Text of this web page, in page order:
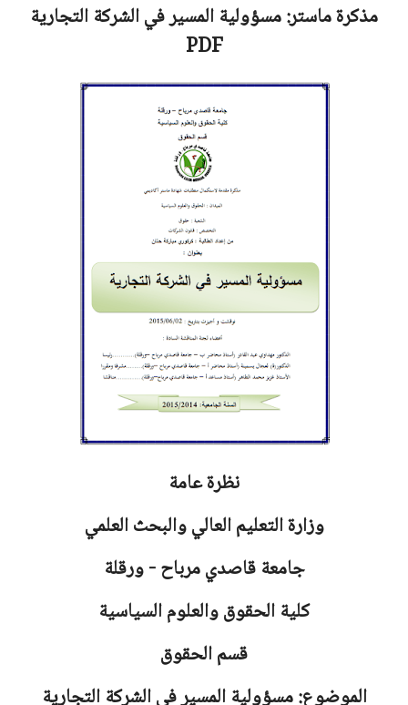
مذكرة ماستر:مسؤولية المسير في الشركة التجارية
PDF
نظرة عامة
وزارة التعليم العالي والبحث العلمي
جامعةقاصدي مرباح - ورقلة
كلية الحقوق والعلوم السياسية
قسم الحقوق
الموضوع: مسؤولية المسير في الشركة التجارية